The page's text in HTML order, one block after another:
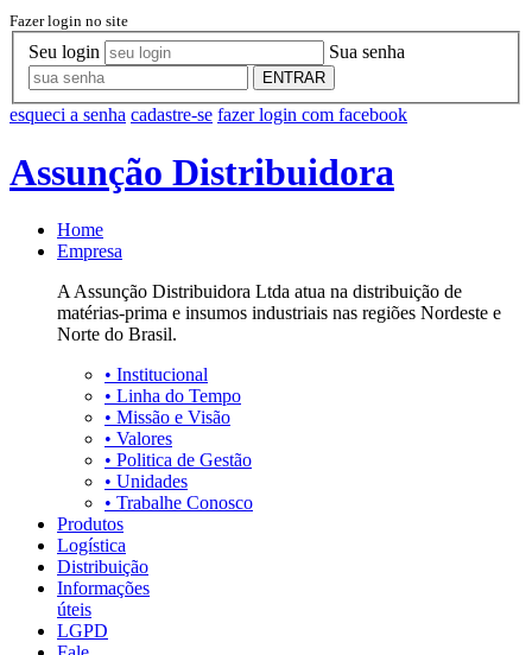
Fazer login no site
Seu login Sua senha
ENTRAR
esqueci a senha cadastre-se fazer login com facebook
Assunção Distribuidora
Home
Empresa
A Assunção Distribuidora Ltda atua na distribuição de
matérias-prima e insumos industriais nas regiões Nordeste e
Norte do Brasil.
• Institucional
• Linha do Tempo
• Missão e Visão
• Valores
• Politica de Gestão
• Unidades
• Trabalhe Conosco
Produtos
Logística
Distribuição
Informações
úteis
LGPD